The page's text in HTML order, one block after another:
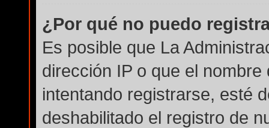
¿Por qué no puedo
Es posible que La
dirección IP o que el
intentando registrarse, esté
deshabilitado el registro de